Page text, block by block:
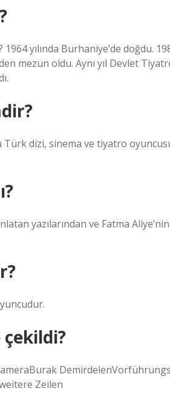
yılında Burhaniye’de doğdu.
mezun oldu. Aynı yıl Devlet
dizi, sinema ve tiyatro
yazılarından ve Fatma
Zeilen